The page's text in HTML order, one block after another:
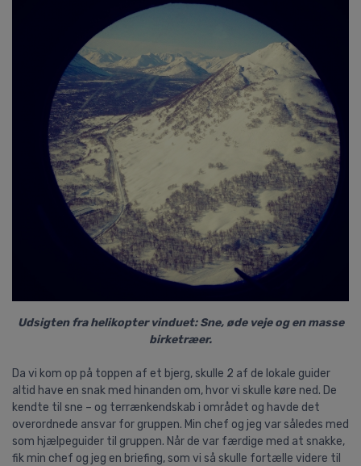
Udsigten frahelikopter vinduet: Sne, øde veje og en masse
birketræer.
Da vi kom op på toppen af et bjerg, skulle 2 af de lokale guider
altid have en snak med hinanden om, hvor vi skulle køre ned. De
kendte til sne – og terrænkendskab i området og havde det
overordnede ansvar for gruppen. Min chef og jeg var således med
som hjælpeguider til gruppen. Når de var færdige med at snakke,
fik min chef og jeg en briefing, som vi så skulle fortælle videre til